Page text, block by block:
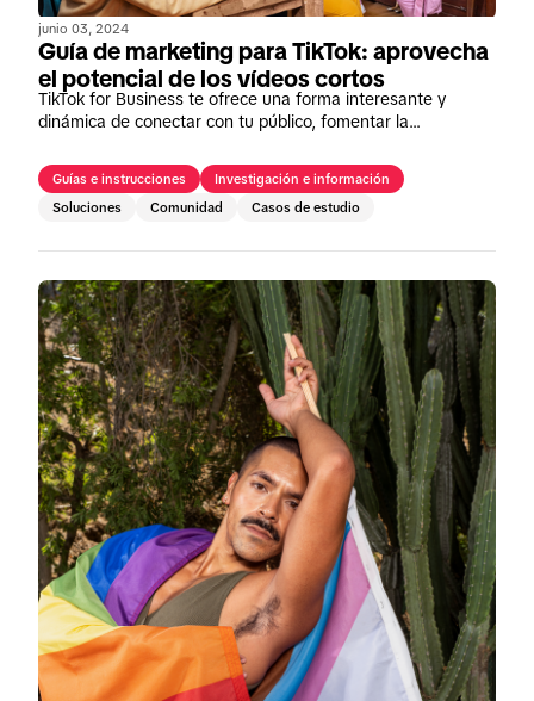
junio 03, 2024
Guía de marketing para TikTok: aprovecha
el potencial de los vídeos cortos
TikTok for Business te ofrece una forma interesante y
dinámica de conectar con tu público, fomentar la
Guías e instrucciones
Investigación e información
Soluciones
Comunidad Casos de estudio